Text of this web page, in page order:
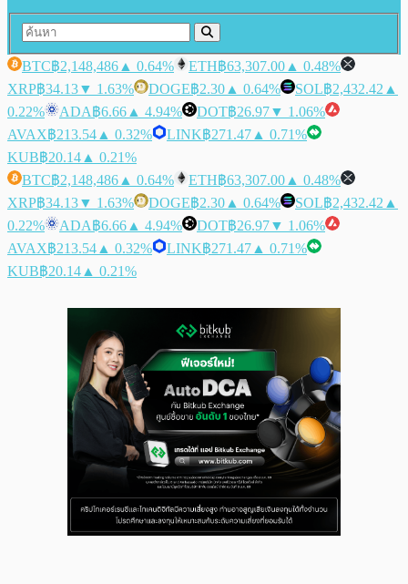
BTC฿2,148,486 ▲ 0.64% ETH฿63,307.00 ▲ 0.48%
XRP฿34.13▼ 1.63% DOGE฿2.30 ▲ 0.64% SOL฿2,432.42 ▲
0.22%
ADA฿6.66 ▲ 4.94% DOT฿26.97▼ 1.06%
AVAX฿213.54 ▲ 0.32% LINK฿271.47 ▲ 0.71%
KUB฿20.14 ▲ 0.21%
BTC฿2,148,486 ▲ 0.64% ETH฿63,307.00 ▲ 0.48%
XRP฿34.13▼ 1.63% DOGE฿2.30 ▲ 0.64% SOL฿2,432.42 ▲
0.22%
ADA฿6.66 ▲ 4.94% DOT฿26.97▼ 1.06%
AVAX฿213.54 ▲ 0.32% LINK฿271.47 ▲ 0.71%
KUB฿20.14 ▲ 0.21%